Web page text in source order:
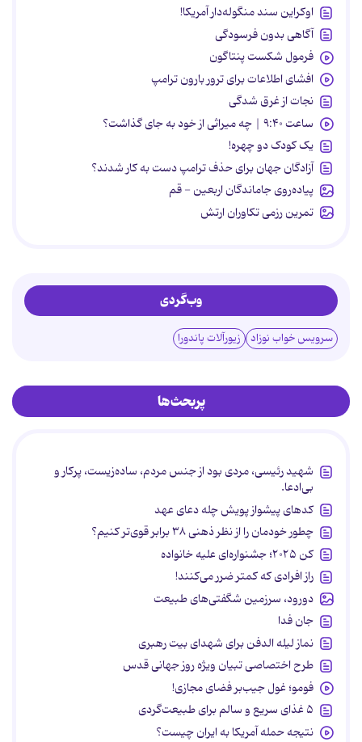
اوکراین سند منگوله‌دار آمریکا!
آگاهی بدون فرسودگی
فرمول شکست پنتاگون
افشای اطلاعات برای ترور بارون ترامپ
نجات از غرق شدگی
ساعت ۹:۴۰ | چه میراثی از خود به جای گذاشت؟
یک کودک دو چهره!
آزادگان جهان برای حذف ترامپ دست به کار شدند؟
پیاده‌روی جاماندگان اربعین - قم
تمرین رزمی تکاوران ارتش
وب‌گردی
سرویس خواب نوزاد زیورآلات پاندورا
پربحث‌ها
شهید رئیسی، مردی بود از جنس مردم، ساده‌زیست، پرکار و
بی‌ادعا.
کدهای پیشواز پویش چله دعای عهد
چطور خودمان را از نظر ذهنی ۳۸ برابر قوی‌تر کنیم؟
کن ۲۰۲۵؛ جشنواره‌ای علیه خانواده
راز افرادی که کمتر ضرر می‌کنند!
دورود، سرزمین شگفتی‌های طبیعت
جان فدا
نماز لیله الدفن برای شهدای بیت رهبری
طرح اختصاصی تبیان ویژه روز جهانی قدس
فومو؛ غول جیب‌بر فضای مجازی!
۵ غذای سریع و سالم برای طبیعت‌گردی
نتیجه حمله آمریکا به ایران چیست؟